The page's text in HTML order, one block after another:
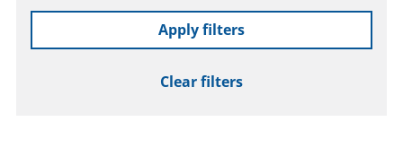
Apply filters
Clear filters